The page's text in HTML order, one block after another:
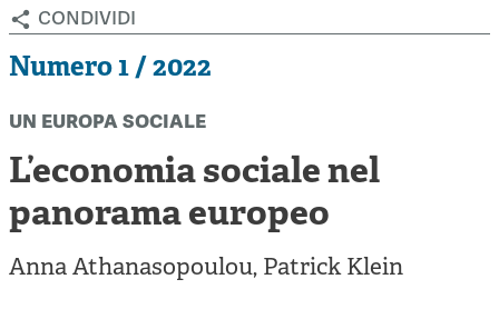
Archivio
Argomenti
Impresa sociale e democrazia
Acini di fuoco - Dossier Mezzogiorno
Valutazione e dintorni
Sostienici
condividi
Numero 1 / 2022
un europa sociale
L’economia sociale nel
panorama europeo
Anna Athanasopoulou, Patrick Klein